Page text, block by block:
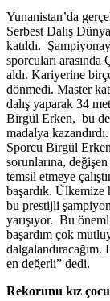
Yunanistan’da
Serbest Dalış
katıldı.
sporcuları
aldı. Kariyerine
dönmedi. Master
dalış yaparak 34
Birgül Erken, bu
madalya
Sporcu Birgül
sorunlarına,
temsil etmeye
başardık. Ülkemize
bu prestijli
yarışıyor. Bu
başardım çok
en değerli” dedi.
Rekorunu kız